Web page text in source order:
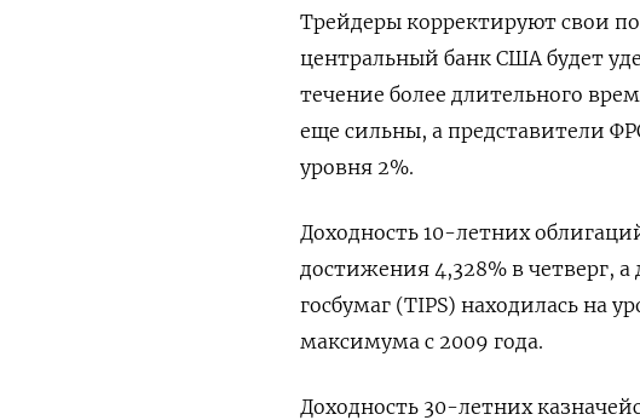
Трейдеры корректируют свои
центральный банк США будет
течение более длительного
еще сильны, а представители
уровня 2%.
Доходность 10-летних
достижения 4,328% в четверг,
госбумаг (TIPS) находилась на
максимума с 2009 года.
Доходность 30-летних